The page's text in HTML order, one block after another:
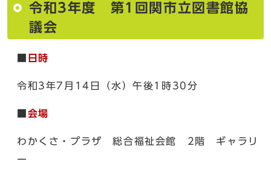
令和3年度 第1回関市立図書館協
議会
日時
令和3年7月14日（水）午後1時30分
会場
わかくさ・プラザ 総合福祉会館 2階 ギャラリ
ー